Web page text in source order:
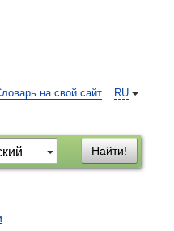
RU
на свой сайт
Найти!